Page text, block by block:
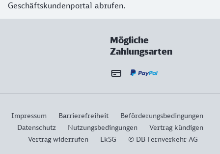
Geschäftskundenportal abrufen.
Mögliche
Zahlungsarten
Impressum Barrierefreiheit
Beförderungsbedingungen
Datenschutz
Nutzungsbedingungen
Vertrag kündigen
Vertrag widerrufen
LkSG © DB Fernverkehr AG